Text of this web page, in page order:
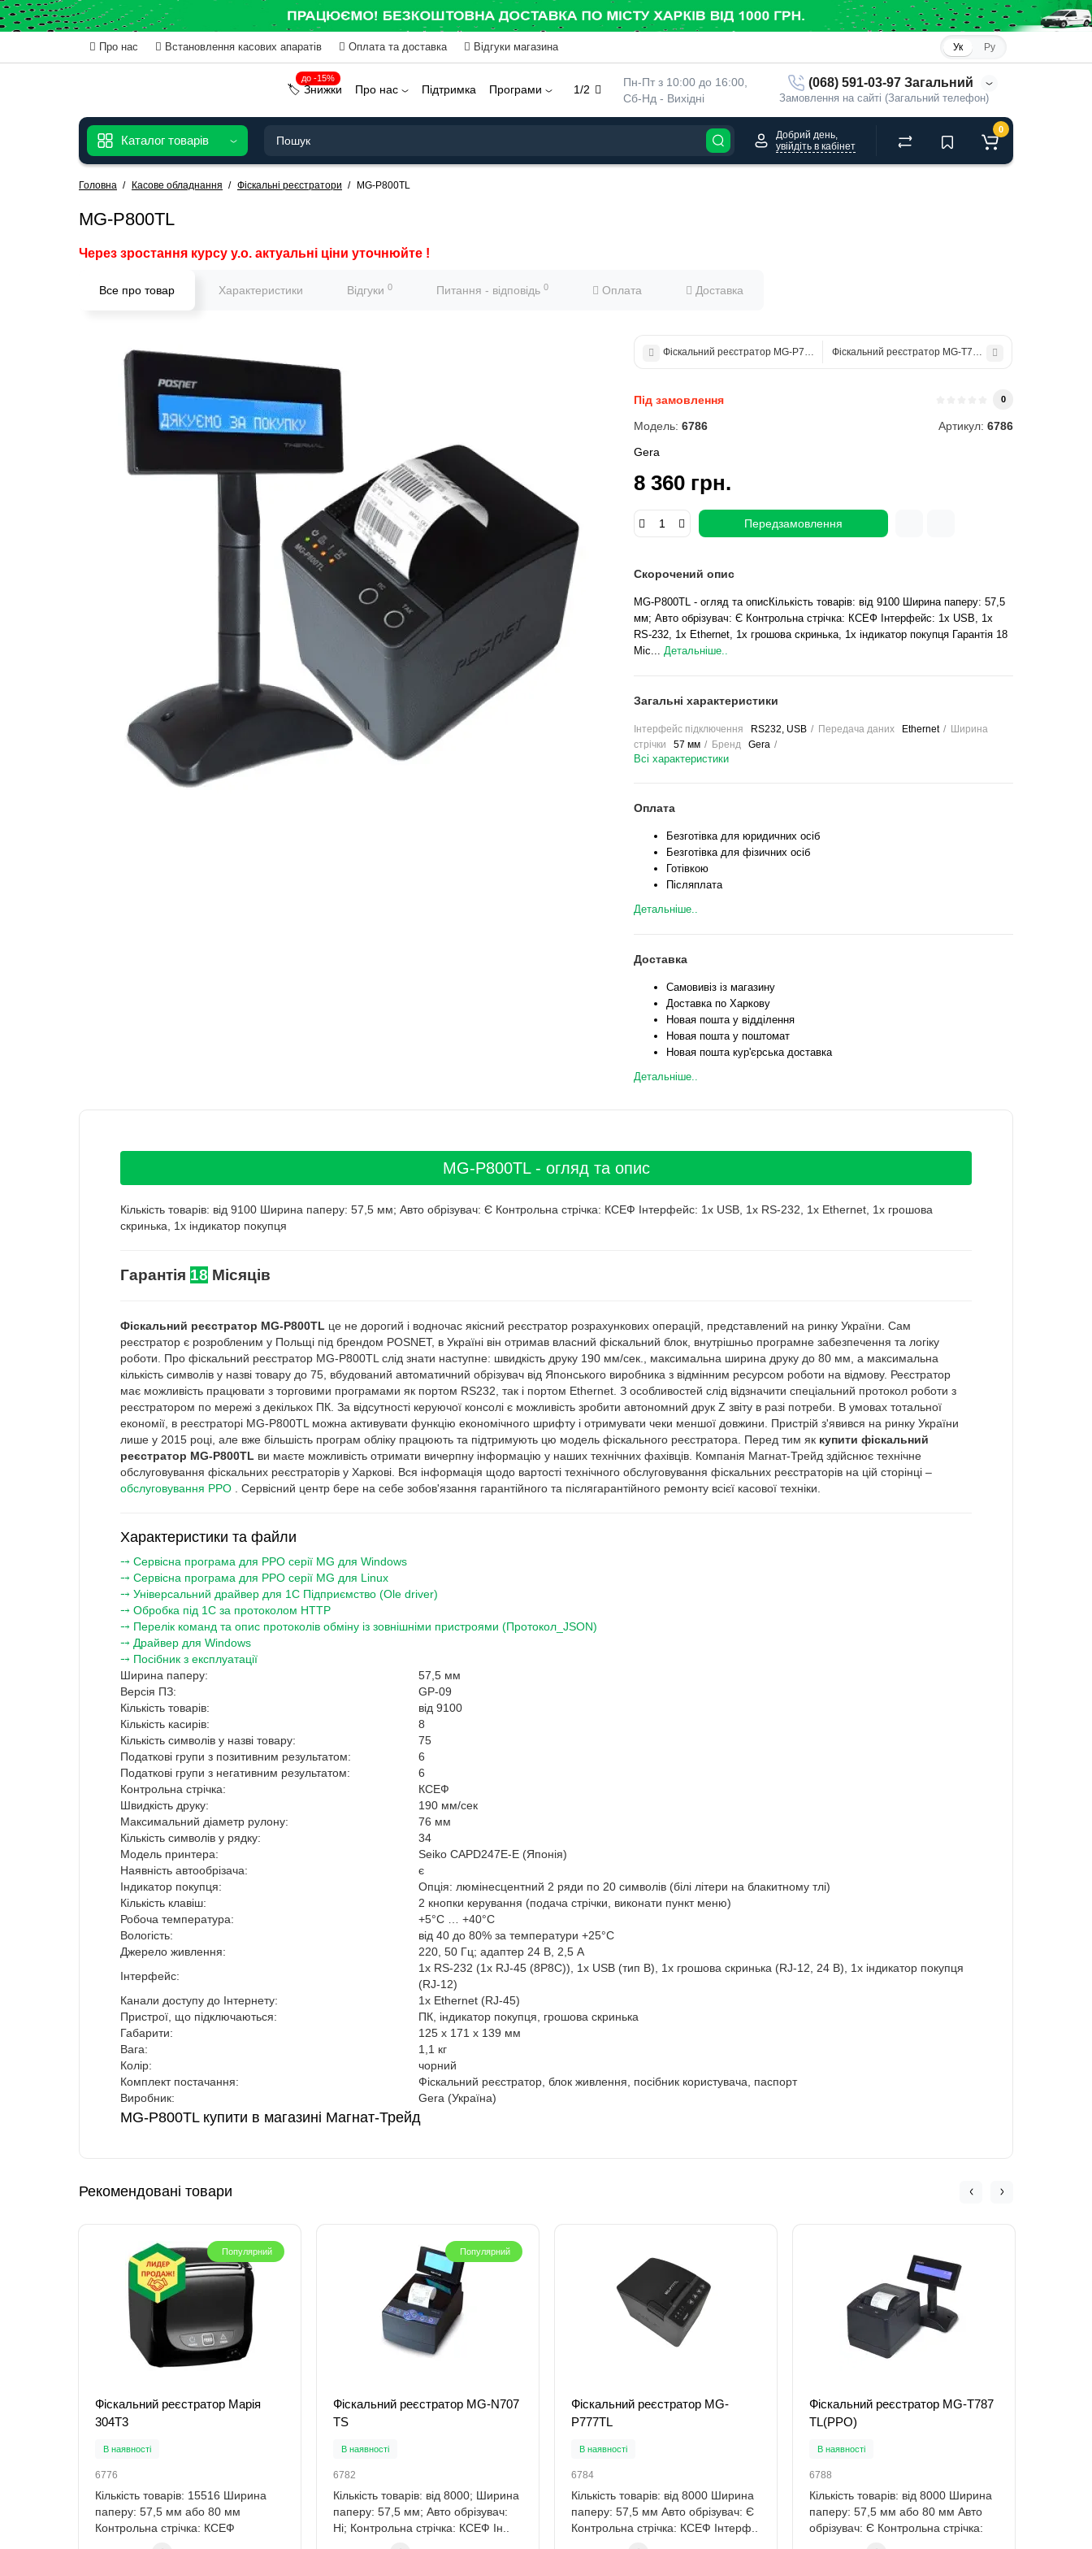
Про нас Встановлення касових апаратів Оплата та доставка Відгуки магазина Ук Ру
Пн-Пт з 10:00 до 16:00,
Сб-Нд - Вихідні
(068) 591-03-97 Загальний
Замовлення на сайті (Загальний телефон)
1/2
до -15%
🏷️ Знижки Про нас Підтримка Програми
Каталог товарів
Добрий день,
увійдіть в кабінет
0
Головна Касове обладнання Фіскальні реєстратори MG-P800TL
MG-P800TL
Через зростання курсу у.о. актуальні ціни уточнюйте !
Все про товар Характеристики Відгуки 0 Питання - відповідь 0 Оплата Доставка
Фіскальний реєстратор MG-P777TL Фіскальний реєстратор MG-T787 TL(РРО)
Під замовлення 0
Модель: 6786 Артикул: 6786
Gera
8 360 грн.
Передзамовлення
Скорочений опис
MG-P800TL - огляд та описКількість товарів: від 9100 Ширина паперу: 57,5
мм; Авто обрізувач: Є Контрольна стрічка: КСЕФ Інтерфейс: 1x USB, 1x
RS-232, 1x Ethernet, 1x грошова скринька, 1x індикатор покупця Гарантія 18
Міс... Детальніше..
Загальні характеристики
Інтерфейс підключення RS232, USB Передача даних Ethernet
Ширина
стрічки
57 мм Бренд Gera
Всі характеристики
Оплата
Безготівка для юридичних осіб
Безготівка для фізичних осіб
Готівкою
Післяплата
Детальніше..
Доставка
Самовивіз із магазину
Доставка по Харкову
Новая пошта у відділення
Новая пошта у поштомат
Новая пошта кур'єрська доставка
Детальніше..
MG-P800TL - огляд та опис
Кількість товарів: від 9100 Ширина паперу: 57,5 мм; Авто обрізувач: Є Контрольна стрічка: КСЕФ Інтерфейс: 1x USB, 1x RS-232, 1x Ethernet, 1x грошова
скринька, 1x індикатор покупця
Гарантія 18 Місяців
Фіскальний реєстратор MG-P800TL це не дорогий і водночас якісний реєстратор розрахункових операцій, представлений на ринку України. Сам
реєстратор є розробленим у Польщі під брендом POSNET, в Україні він отримав власний фіскальний блок, внутрішньо програмне забезпечення та логіку
роботи. Про фіскальний реєстратор MG-P800TL слід знати наступне: швидкість друку 190 мм/сек., максимальна ширина друку до 80 мм, а максимальна
кількість символів у назві товару до 75, вбудований автоматичний обрізувач від Японського виробника з відмінним ресурсом роботи на відмову. Реєстратор
має можливість працювати з торговими програмами як портом RS232, так і портом Ethernet. З особливостей слід відзначити спеціальний протокол роботи з
реєстратором по мережі з декількох ПК. За відсутності керуючої консолі є можливість зробити автономний друк Z звіту в разі потреби. В умовах тотальної
економії, в реєстраторі MG-P800TL можна активувати функцію економічного шрифту і отримувати чеки меншої довжини. Пристрій з'явився на ринку України
лише у 2015 році, але вже більшість програм обліку працюють та підтримують цю модель фіскального реєстратора. Перед тим як купити фіскальний
реєстратор MG-P800TL ви маєте можливість отримати вичерпну інформацію у наших технічних фахівців. Компанія Магнат-Трейд здійснює технічне
обслуговування фіскальних реєстраторів у Харкові. Вся інформація щодо вартості технічного обслуговування фіскальних реєстраторів на цій сторінці –
обслуговування РРО . Сервісний центр бере на себе зобов'язання гарантійного та післягарантійного ремонту всієї касової техніки.
Характеристики та файли
⤍ Сервісна програма для РРО серії MG для Windows
⤍ Сервісна програма для РРО серії MG для Linux
⤍ Універсальний драйвер для 1С Підприємство (Ole driver)
⤍ Обробка під 1С за протоколом HTTP
⤍ Перелік команд та опис протоколів обміну із зовнішніми пристроями (Протокол_JSON)
⤍ Драйвер для Windows
⤍ Посібник з експлуатації
Ширина паперу:
57,5 мм
Версія ПЗ:
GР-09
Кількість товарів:
від 9100
Кількість касирів:
8
Кількість символів у назві товару:
75
Податкові групи з позитивним результатом:
6
Податкові групи з негативним результатом:
6
Контрольна стрічка:
КСЕФ
Швидкість друку:
190 мм/сек
Максимальний діаметр рулону:
76 мм
Кількість символів у рядку:
34
Модель принтера:
Seiko CAPD247E-E (Японія)
Наявність автообрізача:
є
Індикатор покупця:
Опція: люмінесцентний 2 ряди по 20 символів (білі літери на блакитному тлі)
Кількість клавіш:
2 кнопки керування (подача стрічки, виконати пункт меню)
Робоча температура:
+5°C … +40°C
Вологість:
від 40 до 80% за температури +25°С
Джерело живлення:
220, 50 Гц; адаптер 24 В, 2,5 А
Інтерфейс:
1x RS-232 (1x RJ-45 (8P8C)), 1x USB (тип В), 1x грошова скринька (RJ-12, 24 В), 1x індикатор покупця
(RJ-12)
Канали доступу до Інтернету:
1x Ethernet (RJ-45)
Пристрої, що підключаються:
ПК, індикатор покупця, грошова скринька
Габарити:
125 x 171 x 139 мм
Вага:
1,1 кг
Колір:
чорний
Комплект постачання:
Фіскальний реєстратор, блок живлення, посібник користувача, паспорт
Виробник:
Gera (Україна)
MG-P800TL купити в магазині Магнат-Трейд
Рекомендовані товари
Популярний
Фіскальний реєстратор Марія
304Т3
В наявності
6776
Кількість товарів: 15516 Ширина
паперу: 57,5 мм або 80 мм
Контрольна стрічка: КСЕФ
Популярний
Фіскальний реєстратор MG-N707
TS
В наявності
6782
Кількість товарів: від 8000; Ширина
паперу: 57,5 мм; Авто обрізувач:
Ні; Контрольна стрічка: КСЕФ Ін..
Фіскальний реєстратор MG-
P777TL
В наявності
6784
Кількість товарів: від 8000 Ширина
паперу: 57,5 мм Авто обрізувач: Є
Контрольна стрічка: КСЕФ Інтерф..
Фіскальний реєстратор MG-T787
TL(РРО)
В наявності
6788
Кількість товарів: від 8000 Ширина
паперу: 57,5 мм або 80 мм Авто
обрізувач: Є Контрольна стрічка: